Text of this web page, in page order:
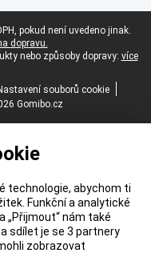
pokud není uvedeno jinak.
dopravu.
nebo způsoby dopravy: více
souborů cookie
Gomibo.cz
technologie, abychom ti
Funkční a analytické
„Přijmout“ nám také
sdílet je se 3 partnery
zobrazovat